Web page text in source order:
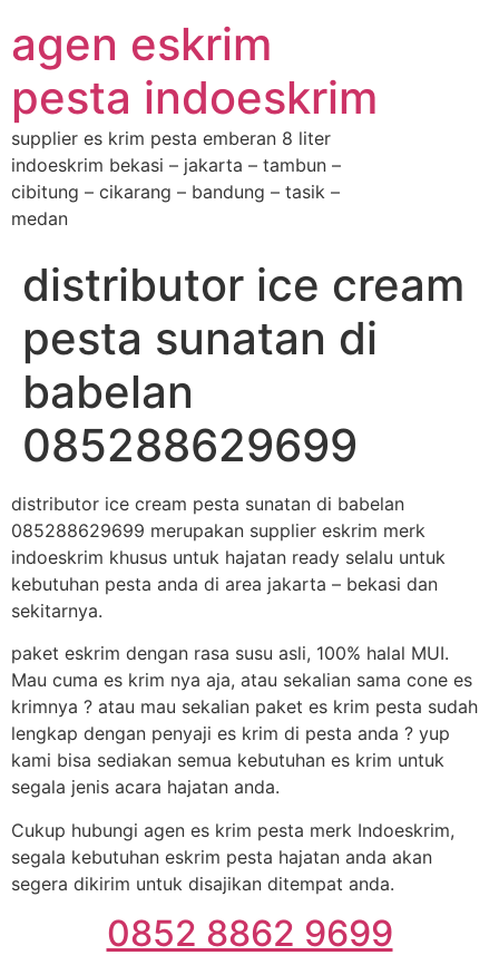
agen eskrim
pesta indoeskrim
supplier es krim pesta emberan 8 liter
indoeskrim bekasi – jakarta – tambun –
cibitung – cikarang – bandung – tasik –
medan
distributor ice cream
pesta sunatan di
babelan
085288629699
distributor ice cream pesta sunatan di babelan
085288629699 merupakan supplier eskrim merk
indoeskrim khusus untuk hajatan ready selalu untuk
kebutuhan pesta anda di area jakarta – bekasi dan
sekitarnya.
paket eskrim dengan rasa susu asli, 100% halal MUI.
Mau cuma es krim nya aja, atau sekalian sama cone es
krimnya ? atau mau sekalian paket es krim pesta sudah
lengkap dengan penyaji es krim di pesta anda ? yup
kami bisa sediakan semua kebutuhan es krim untuk
segala jenis acara hajatan anda.
Cukup hubungi agen es krim pesta merk Indoeskrim,
segala kebutuhan eskrim pesta hajatan anda akan
segera dikirim untuk disajikan ditempat anda.
0852 8862 9699